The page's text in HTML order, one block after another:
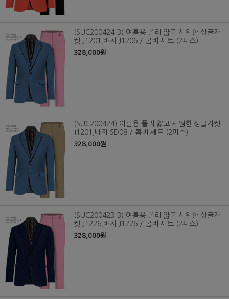
(SUC200424-B) 여름용 폴리 얇고 시원한 싱글자
켓 J1201,바지 J1206 / 콤비 세트 (2피스)
328,000원
(SUC200424) 여름용 폴리 얇고 시원한 싱글자켓
J1201,바지 SD08 / 콤비 세트 (2피스)
328,000원
(SUC200423-B) 여름용 폴리 얇고 시원한 싱글자
켓 J1226,바지 J1226 / 콤비 세트 (2피스)
328,000원